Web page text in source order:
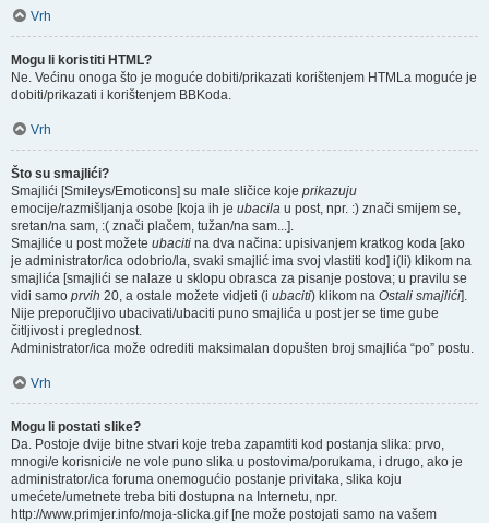
Vrh
Mogu li koristiti HTML?
Ne. Većinu onoga što je moguće dobiti/prikazati korištenjem HTMLa moguće je
dobiti/prikazati i korištenjem BBKoda.
Vrh
Što su smajlići?
Smajlići [Smileys/Emoticons] su male sličice koje prikazuju
emocije/razmišljanja osobe [koja ih je ubacila u post, npr. :) znači smijem se,
sretan/na sam, :( znači plačem, tužan/na sam...].
Smajliće u post možete ubaciti na dva načina: upisivanjem kratkog koda [ako
je administrator/ica odobrio/la, svaki smajlić ima svoj vlastiti kod] i(li) klikom na
smajlića [smajlići se nalaze u sklopu obrasca za pisanje postova; u pravilu se
vidi samo prvih 20, a ostale možete vidjeti (i ubaciti) klikom na Ostali smajlići].
Nije preporučljivo ubacivati/ubaciti puno smajlića u post jer se time gube
čitljivost i preglednost.
Administrator/ica može odrediti maksimalan dopušten broj smajlića “po” postu.
Vrh
Mogu li postati slike?
Da. Postoje dvije bitne stvari koje treba zapamtiti kod postanja slika: prvo,
mnogi/e korisnici/e ne vole puno slika u postovima/porukama, i drugo, ako je
administrator/ica foruma onemogućio postanje privitaka, slika koju
umećete/umetnete treba biti dostupna na Internetu, npr.
http://www.primjer.info/moja-slicka.gif [ne može postojati samo na vašem